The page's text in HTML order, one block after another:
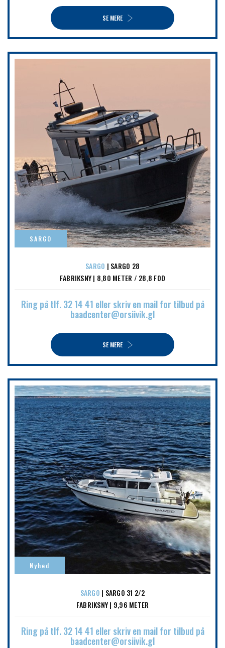
SE MERE
SARGO
SARGO | SARGO 28
FABRIKSNY | 8,80 METER / 28,8 FOD
Ring på tlf. 32 14 41 eller skriv en mail for tilbud på
baadcenter@orsiivik.gl
SE MERE
Nyhed
SARGO | SARGO 31 2/2
FABRIKSNY | 9,96 METER
Ring på tlf. 32 14 41 eller skriv en mail for tilbud på
baadcenter@orsiivik.gl